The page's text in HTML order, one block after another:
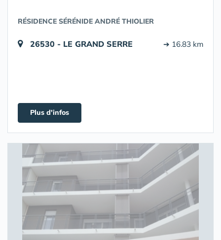
RÉSIDENCE SÉRÉNIDE ANDRÉ THIOLIER
26530 - LE GRAND SERRE ➔ 16.83 km
Plus d'infos